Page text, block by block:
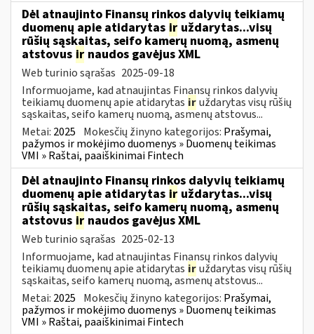
Dėl atnaujinto Finansų rinkos dalyvių teikiamų
duomenų apie atidarytas ir uždarytas...visų
rūšių sąskaitas, seifo kamerų nuomą, asmenų
atstovus ir naudos gavėjus XML
Web turinio sąrašas 2025-09-18
Informuojame, kad atnaujintas Finansų rinkos dalyvių
teikiamų duomenų apie atidarytas iruždarytas visų rūšių
sąskaitas, seifo kamerų nuomą, asmenų atstovus...
Metai: 2025 Mokesčių žinyno kategorijos: Prašymai,
pažymos ir mokėjimo duomenys » Duomenų teikimas
VMI » Raštai, paaiškinimai Fintech
Dėl atnaujinto Finansų rinkos dalyvių teikiamų
duomenų apie atidarytas ir uždarytas...visų
rūšių sąskaitas, seifo kamerų nuomą, asmenų
atstovus ir naudos gavėjus XML
Web turinio sąrašas 2025-02-13
Informuojame, kad atnaujintas Finansų rinkos dalyvių
teikiamų duomenų apie atidarytas iruždarytas visų rūšių
sąskaitas, seifo kamerų nuomą, asmenų atstovus...
Metai: 2025 Mokesčių žinyno kategorijos: Prašymai,
pažymos ir mokėjimo duomenys » Duomenų teikimas
VMI » Raštai, paaiškinimai Fintech